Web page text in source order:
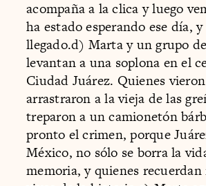
acompaña a la clica y luego
ha estado esperando ese día,
llegado.d) Marta y un grupo
levantan a una soplona en el
Ciudad Juárez. Quienes
arrastraron a la vieja de las
treparon a un camionetón
pronto el crimen, porque
México, no sólo se borra la
memoria, y quienes recuerdan